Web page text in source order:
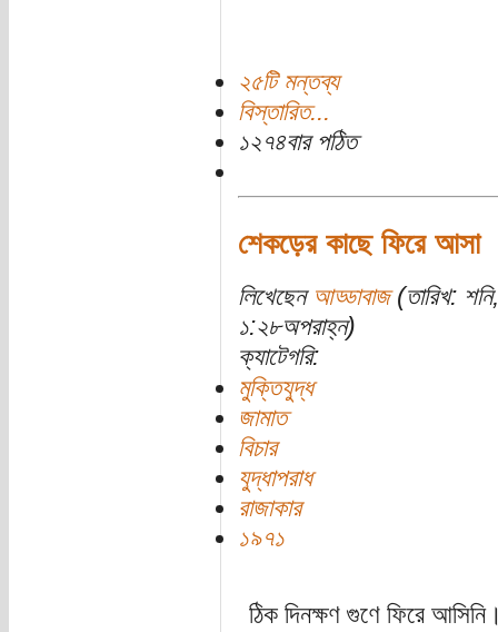
২৫টি মন্তব্য
বিস্তারিত...
১২৭৪বার পঠিত
শেকড়ের কাছে ফিরে আসা
লিখেছেন আড্ডাবাজ(তারিখ:
১:২৮অপরাহ্ন)
ক্যাটেগরি:
মুক্তিযুদ্ধ
জামাত
বিচার
যুদ্ধাপরাধ
রাজাকার
১৯৭১
ঠিক দিনক্ষণ গুণে ফিরে